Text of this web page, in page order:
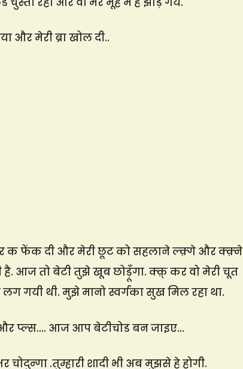
और मेरी ब्रा खोल दी..
क फेंक दी और मेरी छूट को सहलाने ल्क़्गे और क्क़्ने
आज तो बेटी तुझे खूब छोड़ूँगा. क्क़् कर वो मेरी चूत
गयी थी. मुझे मानो स्वर्गका सुख मिल रहा था.
प्ल्स…. आज आप बेटीचोड बन जाइए…
चोदुन्गा .तुम्हारी शादी भी अब मुझसे हे होगी.